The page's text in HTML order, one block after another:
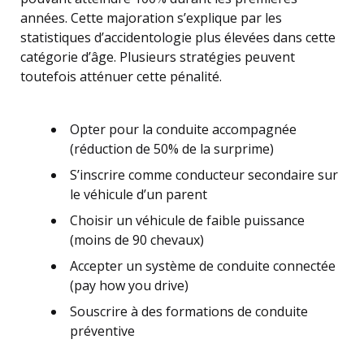
années. Cette majoration s’explique par les
statistiques d’accidentologie plus élevées dans cette
catégorie d’âge. Plusieurs stratégies peuvent
toutefois atténuer cette pénalité.
Opter pour la conduite accompagnée
(réduction de 50% de la surprime)
S’inscrire comme conducteur secondaire sur
le véhicule d’un parent
Choisir un véhicule de faible puissance
(moins de 90 chevaux)
Accepter un système de conduite connectée
(pay how you drive)
Souscrire à des formations de conduite
préventive